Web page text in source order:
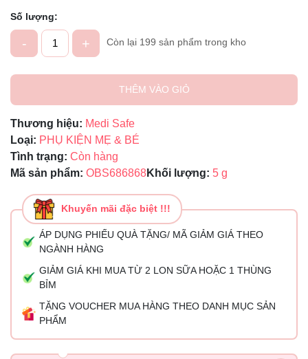
Số lượng:
- + Còn lại 199 sản phẩm trong kho
THÊM VÀO GIỎ
Thương hiệu: Medi Safe
Loại: PHỤ KIỆN MẸ & BÉ
Tình trạng: Còn hàng
Mã sản phẩm: OBS686868Khối lượng: 5 g
Khuyến mãi đặc biệt !!!
ÁP DỤNG PHIẾU QUÀ TẶNG/ MÃ GIẢM GIÁ THEO
NGÀNH HÀNG
GIẢM GIÁ KHI MUA TỪ 2 LON SỮA HOẶC 1 THÙNG
BỈM
TẶNG VOUCHER MUA HÀNG THEO DANH MỤC SẢN
PHẨM